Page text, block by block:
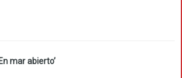
mar abierto’